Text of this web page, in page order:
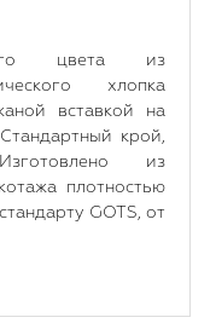
цвета из
хлопка
вставкой на
крой,
из
плотностью
GOTS, от